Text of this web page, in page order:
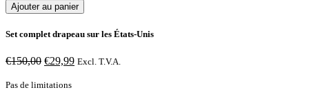
Ajouter au panier
Set complet drapeau sur les États-Unis
€150,00 Le
initial
€29,99Le
Excl. T.V.A.
Pas de limitations